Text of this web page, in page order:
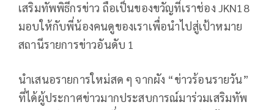
เสริมทัพพิธีกรข่าว ถือเป็นของขวัญที่เราช่อง JKN18
มอบให้กับพี่น้องคนดูของเราเพื่อนำไปสู่เป้าหมาย
สถานีรายการข่าวอันดับ 1
นำเสนอรายการใหม่สด ๆ จากผัง “ข่าวร้อนรายวัน”
ที่ได้ผู้ประกาศข่าวมากประสบการณ์มาร่วมเสริมทัพ